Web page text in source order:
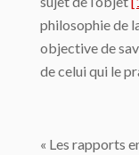
philosophie de
objective de
de celui qui le
« Les rapports